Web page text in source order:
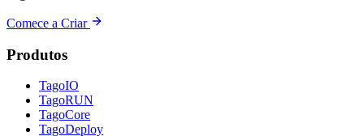
Comece a Criar
Produtos
TagoIO
TagoRUN
TagoCore
TagoDeploy